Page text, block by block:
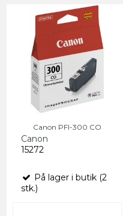
Canon PFI-300 CO
Canon
15272
På lager i butik (2
stk.)